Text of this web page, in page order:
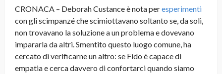
CRONACA – Deborah Custance è nota peresperimenti
con gli scimpanzé che scimiottavano soltanto se, da soli,
non trovavano la soluzione a un problema e dovevano
impararla da altri. Smentito questo luogo comune, ha
cercato di verificarne un altro: se Fido è capace di
empatia e cerca davvero di confortarci quando siamo